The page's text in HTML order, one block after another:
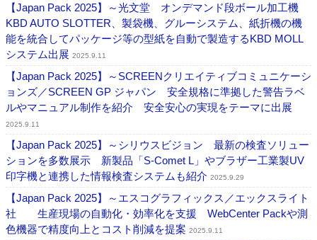
【Japan Pack 2025】～光文堂 オンデマンド段ボール加工機
KBD AUTO SLOTTER、製袋機、グルーシステム、紙折機の機
能を統合してパッケージ等の型紙を自動で製造するKBD MOLL
システム出展 2025.9.11
【Japan Pack 2025】～SCREENクリエイティブコミュニケーシ
ョンズ／SCREEN GP ジャパン 安全規格に準拠した警告ラベ
ルやマニュアル制作を紹介 安全安心の実現をテーマに出展
2025.9.11
【Japan Pack 2025】～シリウスビジョン 最新の検査ソリュー
ションを多数展示 新製品「S-Comet L」やブラザー工業製UV
印字機と連携した情報検査システムも紹介 2025.9.29
【Japan Pack 2025】～エスコグラフィックス／エックスライト
社 生産現場の自動化・効率化を支援 WebCenter Packや測
色機器で精度向上とコスト削減を提案 2025.9.11